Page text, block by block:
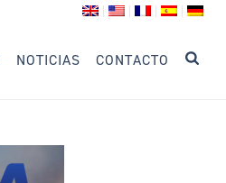
NOTICIAS CONTACTO